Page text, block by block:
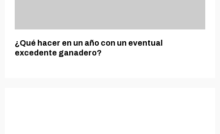
¿Qué hacer en un año con un eventual
excedente ganadero?